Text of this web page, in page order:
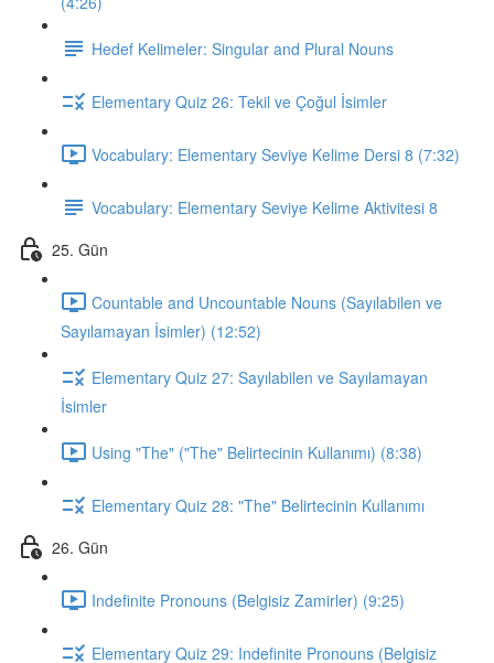
Hedef Kelimeler: Singular and Plural Nouns
Elementary Quiz 26: Tekil ve Çoğul İsimler
Vocabulary: Elementary Seviye Kelime Dersi 8 (7:32)
Vocabulary: Elementary Seviye Kelime Aktivitesi 8
25. Gün
Countable and Uncountable Nouns (Sayılabilen ve
Sayılamayan İsimler) (12:52)
Elementary Quiz 27: Sayılabilen ve Sayılamayan
İsimler
Using "The" ("The" Belirtecinin Kullanımı) (8:38)
Elementary Quiz 28: "The" Belirtecinin Kullanımı
26. Gün
Indefinite Pronouns (Belgisiz Zamirler) (9:25)
Elementary Quiz 29: Indefinite Pronouns (Belgisiz